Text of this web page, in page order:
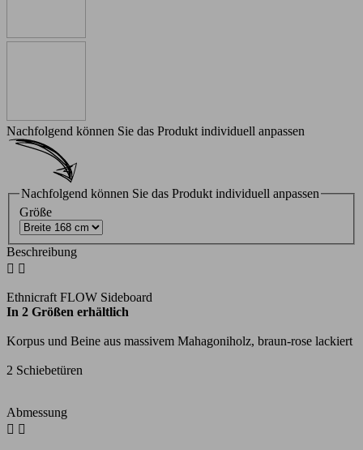
Nachfolgend können Sie das Produkt individuell anpassen
Nachfolgend können Sie das Produkt individuell anpassen
Größe
Beschreibung
 
Ethnicraft FLOW Sideboard
In 2 Größen erhältlich
Korpus und Beine aus massivem Mahagoniholz, braun-rose lackiert
2 Schiebetüren
Abmessung
 